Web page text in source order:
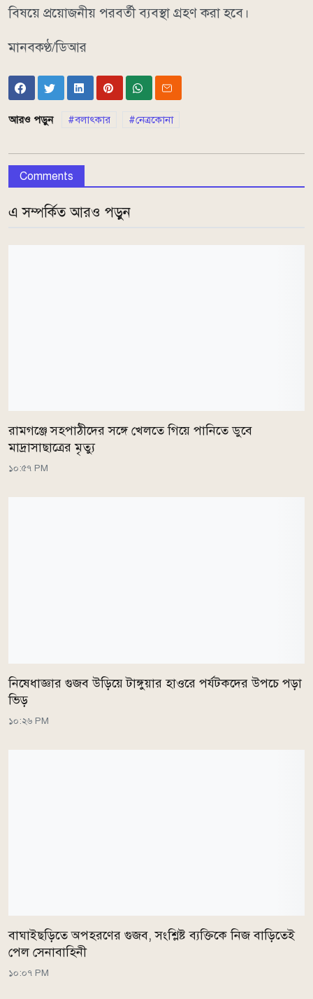
বিষয়ে প্রয়োজনীয় পরবর্তী ব্যবস্থা গ্রহণ করা হবে।
মানবকণ্ঠ/ডিআর
আরও পড়ুন বলাৎকার নেত্রকোনা
Comments
এ সম্পর্কিত আরও পড়ুন
রামগঞ্জে সহপাঠীদের সঙ্গে খেলতে গিয়ে পানিতে ডুবে
মাদ্রাসাছাত্রের মৃত্যু
১০:৫৭ PM
নিষেধাজ্ঞার গুজব উড়িয়ে টাঙ্গুয়ার হাওরে পর্যটকদের উপচে পড়া
ভিড়
১০:২৬ PM
বাঘাইছড়িতে অপহরণের গুজব, সংশ্লিষ্ট ব্যক্তিকে নিজ বাড়িতেই
পেল সেনাবাহিনী
১০:০৭ PM